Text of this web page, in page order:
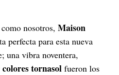
nosotros, Maison
perfecta para esta nueva
una vibra noventera,
colores tornasol fueron los